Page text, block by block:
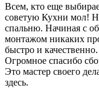
Всем, кто еще
советую Кухни мол!
спальню. Начиная с
монтажом никаких
быстро и
Огромное спасибо
Это мастер своего
здесь.